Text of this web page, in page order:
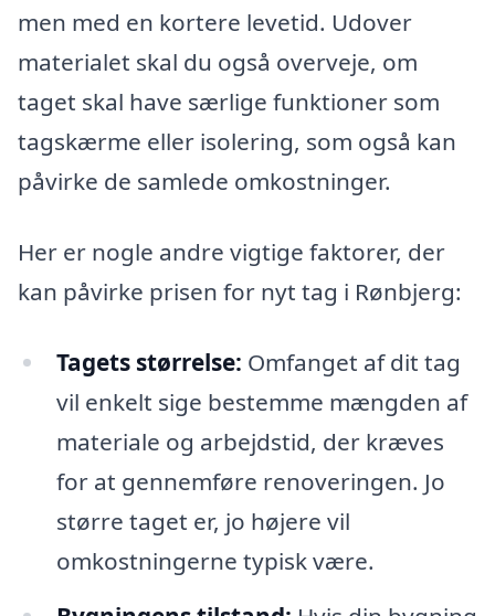
men med en kortere levetid. Udover
materialet skal du også overveje, om
taget skal have særlige funktioner som
tagskærme eller isolering, som også kan
påvirke de samlede omkostninger.
Her er nogle andre vigtige faktorer, der
kan påvirke prisen for nyt tag i Rønbjerg:
Tagets størrelse: Omfanget af dit tag
vil enkelt sige bestemme mængden af
materiale og arbejdstid, der kræves
for at gennemføre renoveringen. Jo
større taget er, jo højere vil
omkostningerne typisk være.